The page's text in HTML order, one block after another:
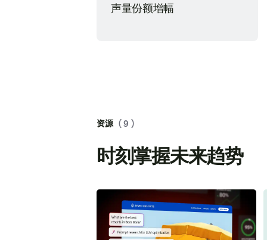
声量份额增幅
资源 ( 9 )
时刻掌握未来趋势